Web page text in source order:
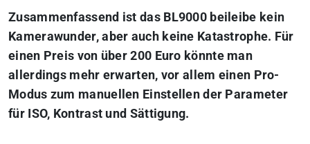
Zusammenfassend ist das BL9000 beileibe kein
Kamerawunder, aber auch keine Katastrophe. Für
einen Preis von über 200 Euro könnte man
allerdings mehr erwarten, vor allem einen Pro-
Modus zum manuellen Einstellen der Parameter
für ISO, Kontrast und Sättigung.